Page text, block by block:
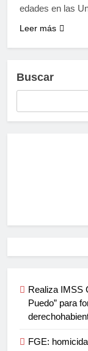
edades en las
Leer más
Buscar
Realiza IMSS
Puedo” para
FGE: